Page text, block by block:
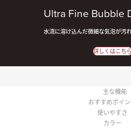
Ultra Fine Bubble
水流に溶け込んだ微細な気泡が汚
詳しくはこち
主な機能
おすすめポイ
使いやすさ
カラー